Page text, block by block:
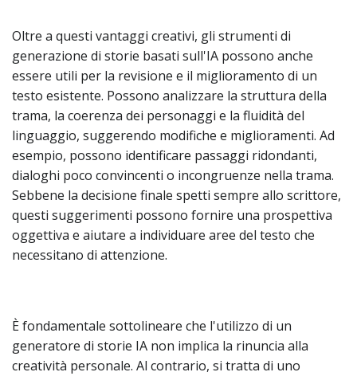
Oltre a questi vantaggi creativi, gli strumenti di
generazione di storie basati sull'IA possono anche
essere utili per la revisione e il miglioramento di un
testo esistente. Possono analizzare la struttura della
trama, la coerenza dei personaggi e la fluidità del
linguaggio, suggerendo modifiche e miglioramenti. Ad
esempio, possono identificare passaggi ridondanti,
dialoghi poco convincenti o incongruenze nella trama.
Sebbene la decisione finale spetti sempre allo scrittore,
questi suggerimenti possono fornire una prospettiva
oggettiva e aiutare a individuare aree del testo che
necessitano di attenzione.
È fondamentale sottolineare che l'utilizzo di un
generatore di storie IA non implica la rinuncia alla
creatività personale. Al contrario, si tratta di uno